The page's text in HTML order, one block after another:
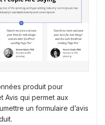
produit pour
Avis qui permet aux
un formulaire d’avis